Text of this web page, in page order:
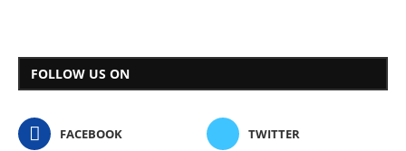
FOLLOW US ON
FACEBOOK TWITTER